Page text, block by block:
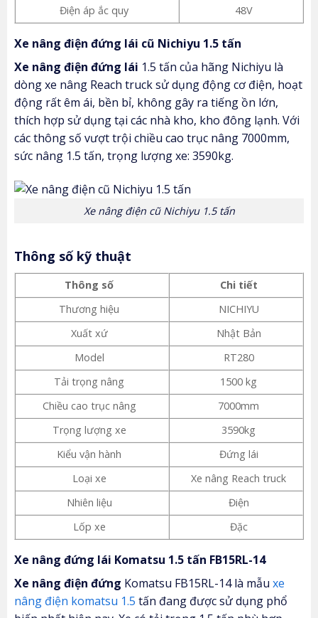
Điện áp ắc quy
48V
Xe nâng điện đứng lái cũ Nichiyu 1.5 tấn
Xe nâng điện đứng lái 1.5 tấn của hãng Nichiyu là
dòng xe nâng Reach truck sử dụng động cơ điện, hoạt
động rất êm ái, bền bỉ, không gây ra tiếng ồn lớn,
thích hợp sử dụng tại các nhà kho, kho đông lạnh. Với
các thông số vượt trội chiều cao trục nâng 7000mm,
sức nâng 1.5 tấn, trọng lượng xe: 3590kg.
Xe nâng điện cũ Nichiyu 1.5 tấn
Thông số kỹ thuật
Thông số
Chi tiết
Thương hiệu
NICHIYU
Xuất xứ
Nhật Bản
Model
RT280
Tải trọng nâng
1500 kg
Chiều cao trục nâng
7000mm
Trọng lượng xe
3590kg
Kiểu vận hành
Đứng lái
Loại xe
Xe nâng Reach truck
Nhiên liệu
Điện
Lốp xe
Đặc
Xe nâng đứng lái Komatsu 1.5 tấn FB15RL-14
Xe nâng điện đứng Komatsu FB15RL-14 là mẫu xe
nâng điện komatsu 1.5 tấn đang được sử dụng phổ